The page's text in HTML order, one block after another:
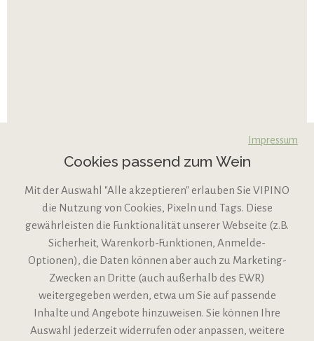
VIPINO Service
Informationen
Support
Impressum
Cookies passend zum Wein
Mit der Auswahl "Alle akzeptieren" erlauben Sie VIPINO
die Nutzung von Cookies, Pixeln und Tags. Diese
gewährleisten die Funktionalität unserer Webseite (z.B.
Sicherheit, Warenkorb-Funktionen, Anmelde-
Optionen), die Daten können aber auch zu Marketing-
Zwecken an Dritte (auch außerhalb des EWR)
weitergegeben werden, etwa um Sie auf passende
Inhalte und Angebote hinzuweisen. Sie können Ihre
Auswahl jederzeit widerrufen oder anpassen, weitere